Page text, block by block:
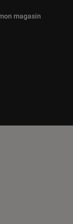
proposées
magasin